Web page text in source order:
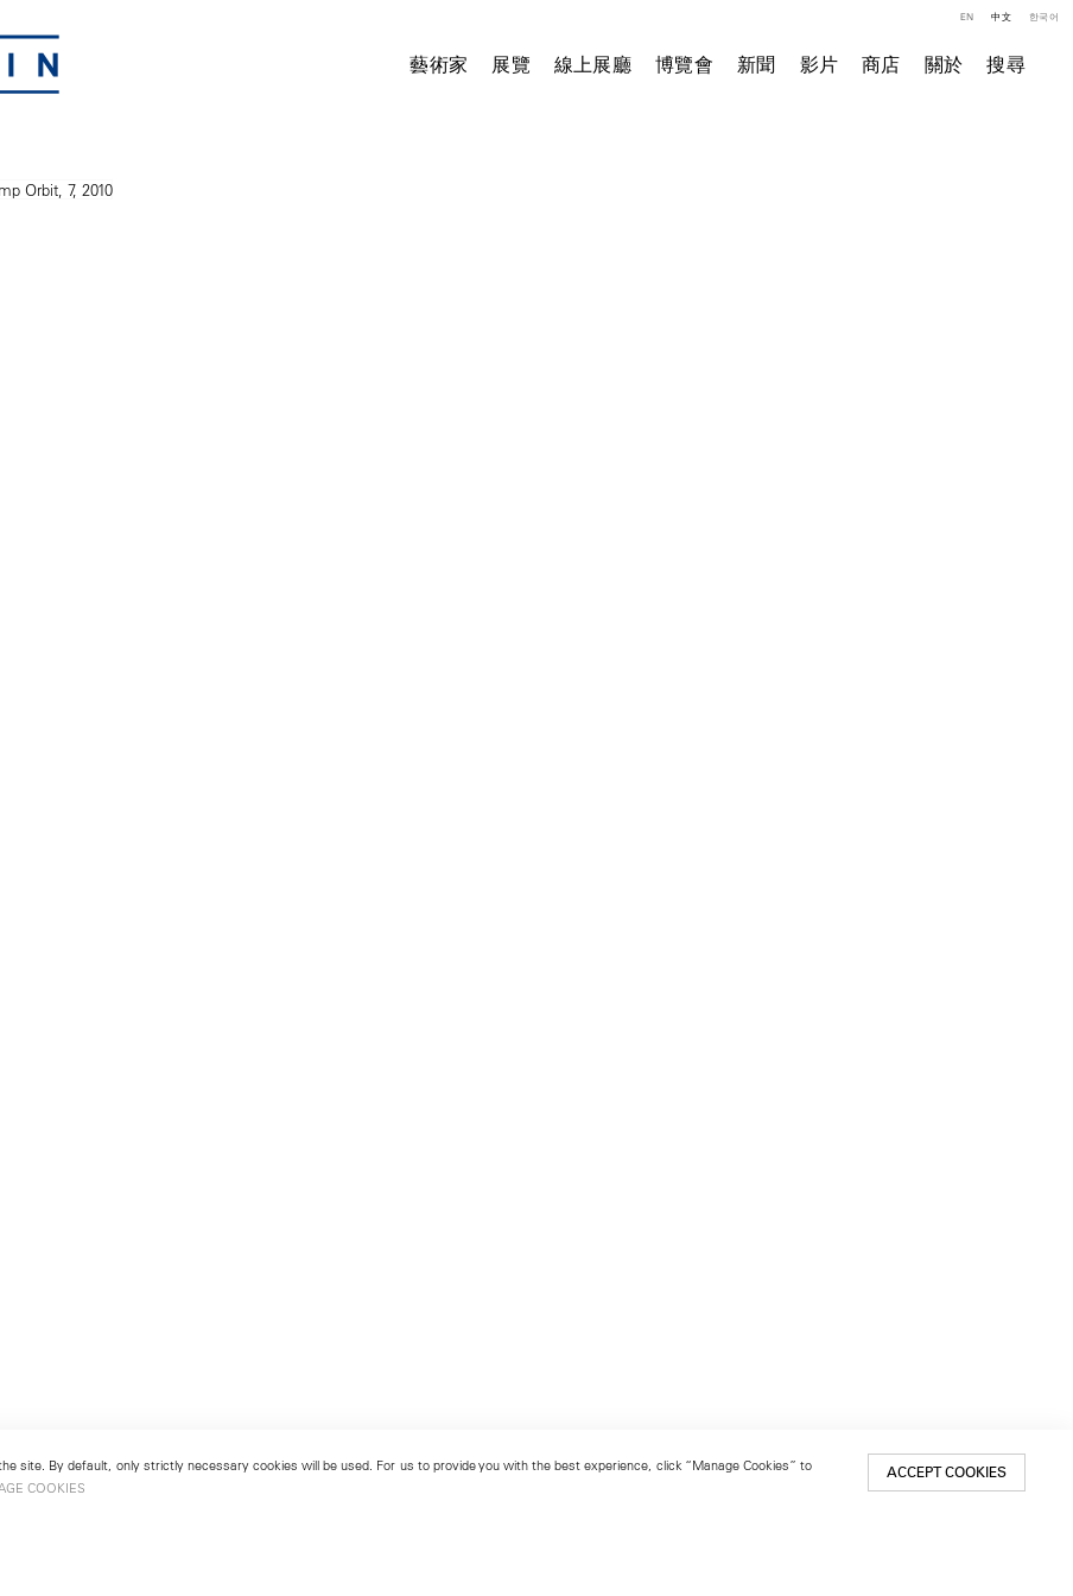
藝術家 展覽 線上展廳 博覽會 新聞 影片 商店 關於 搜尋
EN 中文 한국어
site. By default, only strictly necessary cookies will be used. For us to provide you with the best experience, click “Manage Cookies” to
COOKIES
ACCEPT COOKIES